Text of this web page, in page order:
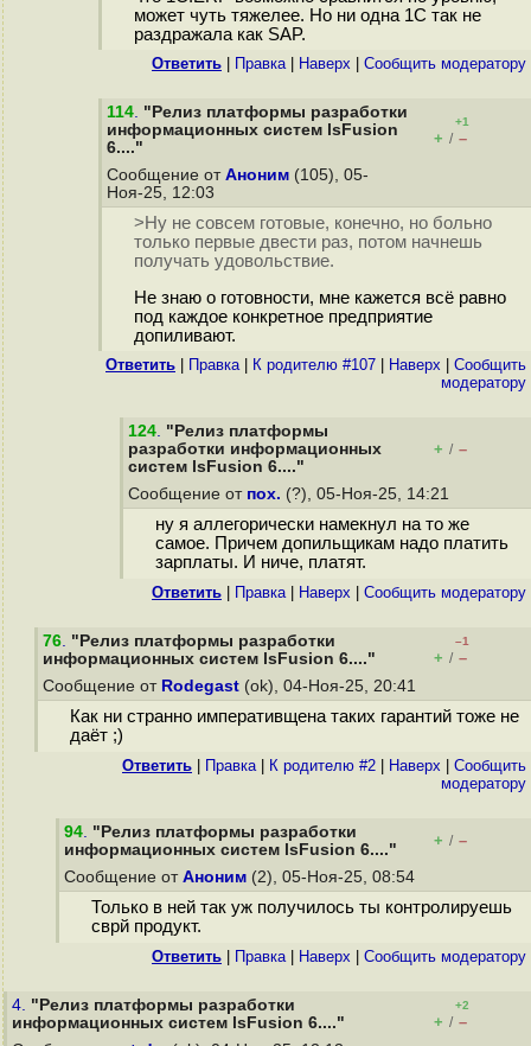
может чуть тяжелее. Но ни одна 1С так не
раздражала как SAP.
Ответить Правка| Наверх Cообщить модератору
114. "Релиз платформы разработки
информационных систем lsFusion
6...."
+1
+ / –
Сообщение от Аноним (105), 05-
Ноя-25, 12:03
>Ну не совсем готовые, конечно, но больно
только первые двести раз, потом начнешь
получать удовольствие.
Не знаю о готовности, мне кажется всё равно
под каждое конкретное предприятие
допиливают.
Ответить Правка| К родителю #107 Наверх
Cообщить
модератору
124. "Релиз платформы
разработки информационных
систем lsFusion 6...."
+ / –
Сообщение от пох. (?), 05-Ноя-25, 14:21
ну я аллегорически намекнул на то же
самое. Причем допильщикам надо платить
зарплаты. И ниче, платят.
Ответить Правка| Наверх Cообщить модератору
76. "Релиз платформы разработки
информационных систем lsFusion 6...."
–1
+ / –
Сообщение от Rodegast (ok), 04-Ноя-25, 20:41
Как ни странно императивщена таких гарантий тоже не
даёт ;)
Ответить Правка| К родителю #2 Наверх
Cообщить
модератору
94. "Релиз платформы разработки
информационных систем lsFusion 6...."
+ / –
Сообщение от Аноним (2), 05-Ноя-25, 08:54
Только в ней так уж получилось ты контролируешь
сврй продукт.
Ответить Правка| Наверх Cообщить модератору
4. "Релиз платформы разработки
информационных систем lsFusion 6...."
+2
+ / –